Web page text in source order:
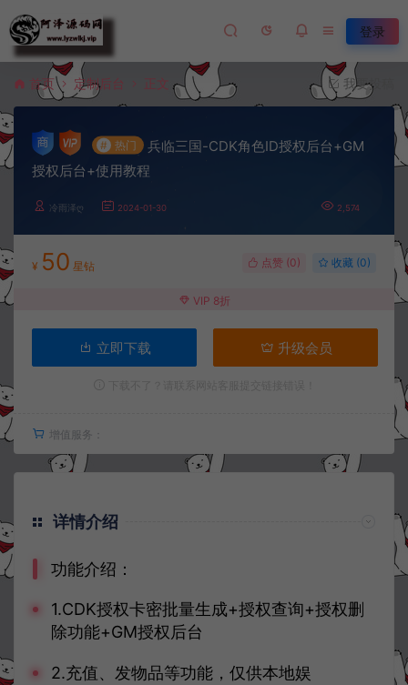
登录
首页 定制后台 正文 我要投稿
# 热门
兵临三国-CDK角色ID授权后台+GM
授权后台+使用教程
冷雨泽ღ 2024-01-30 2,574
¥ 50 星钻 点赞 (0) 收藏 (0)
VIP 8折
立即下载 升级会员
增值服务：
详情介绍
功能介绍：
1.CDK授权卡密批量生成+授权查询+授权删
除功能+GM授权后台
2.充值、发物品等功能，仅供本地娱